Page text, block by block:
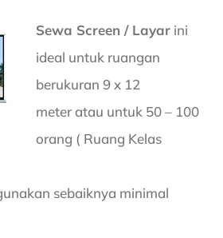
Sewa Screen / Layarini
ideal untuk ruangan
berukuran 9 x 12
meter atau untuk 50 – 100
orang ( Ruang Kelas
sebaiknya minimal